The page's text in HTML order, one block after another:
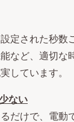
定された秒数
など、適切な
しています。
ない
だけで、電動